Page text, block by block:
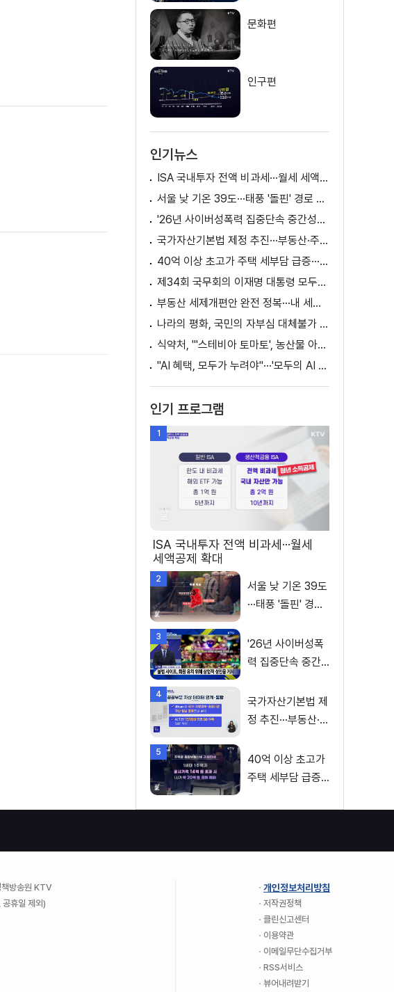
문화편
인구편
인기뉴스
ISA 국내투자 전액 비과세···월세 세액공제 확대
서울 낮 기온 39도···태풍 '돌핀' 경로 변수
'26년 사이버성폭력 집중단속 중간성과 발표···향후 추진계획은?
국가자산기본법 제정 추진···부동산·주식 등 통합 관리
40억 이상 초고가 주택 세부담 급증···실수요자 보호 강화
제34회 국무회의 이재명 대통령 모두발언
부동산 세제개편안 완전 정복···내 세금 어떻게 달라지나? [K-정책 사용법]
나라의 평화, 국민의 자부심 대체불가 대한민국 이재명 대통령 모두말씀
식약처, "'스테비아 토마토', 농산물 아닌 가공식품"
"AI 혜택, 모두가 누려야"···'모두의 AI 성장사다리' 출범
인기 프로그램
1
ISA 국내투자 전액 비과세···월세
세액공제 확대
2
서울 낮 기온 39도
···태풍 '돌핀' 경로
3
'26년 사이버성폭
력 집중단속 중간
진계획은?
4
국가자산기본법 제
정 추진···부동산·주
5
40억 이상 초고가
주택 세부담 급증···
화
방송원 KTV
휴일 제외)
개인정보처리방침
저작권정책
클린신고센터
이용약관
이메일무단수집거부
RSS서비스
뷰어내려받기